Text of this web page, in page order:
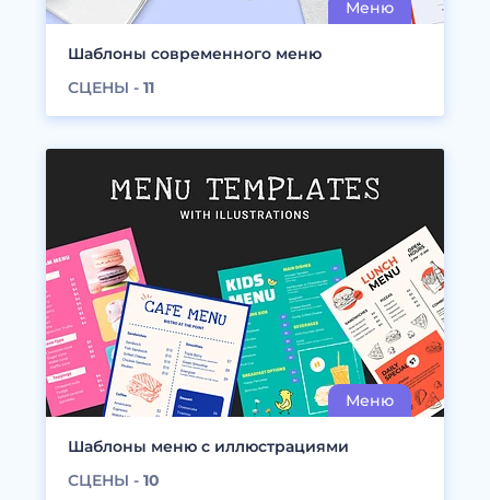
Шаблоны современного меню
СЦЕНЫ - 11
Шаблоны меню с иллюстрациями
СЦЕНЫ - 10